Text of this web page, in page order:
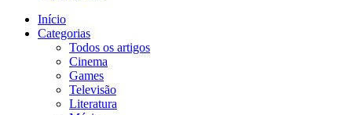
Início
Categorias
Todos os artigos
Cinema
Games
Televisão
Literatura